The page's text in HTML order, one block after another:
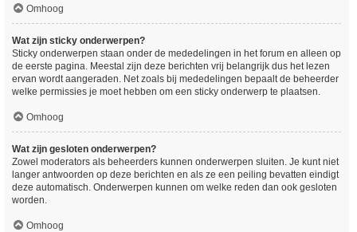
Omhoog
Wat zijn sticky onderwerpen?
Sticky onderwerpen staan onder de mededelingen in het forum en alleen op
de eerste pagina. Meestal zijn deze berichten vrij belangrijk dus het lezen
ervan wordt aangeraden. Net zoals bij mededelingen bepaalt de beheerder
welke permissies je moet hebben om een sticky onderwerp te plaatsen.
Omhoog
Wat zijn gesloten onderwerpen?
Zowel moderators als beheerders kunnen onderwerpen sluiten. Je kunt niet
langer antwoorden op deze berichten en als ze een peiling bevatten eindigt
deze automatisch. Onderwerpen kunnen om welke reden dan ook gesloten
worden.
Omhoog